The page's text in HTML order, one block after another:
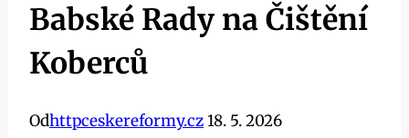
Babské Rady na Čištění
Koberců
Odhttpceskereformy.cz18. 5. 2026